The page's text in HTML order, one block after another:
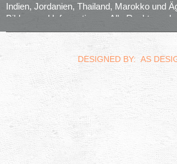
Indien, Jordanien, Thailand, Marokko und
Bildern und Informationen. Alle Rechte
realized byComputerservice Steuerwald
DESIGNED BY: AS